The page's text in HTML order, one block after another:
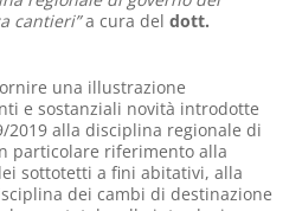
cantieri”a cura del dott.
una illustrazione
e sostanziali novità introdotte
2019 alla disciplina regionale di
particolare riferimento alla
sottotetti a fini abitativi, alla
dei cambi di destinazione